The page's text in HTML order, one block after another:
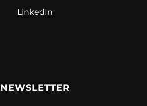
LinkedIn
NEWSLETTER